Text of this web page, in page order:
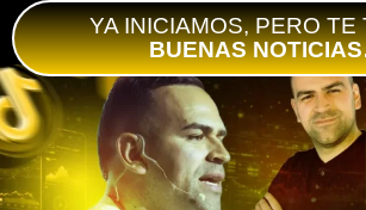
YA INICIAMOS, PERO TE
BUENAS